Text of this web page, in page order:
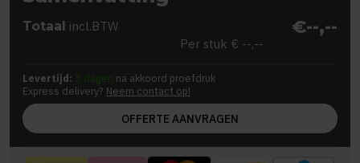
Totaal incl.BTW €--,--
Per stuk € --,--
Levertijd: 5 dagen na akkoord proefdruk
Express delivery? Neem contact op!
OFFERTE AANVRAGEN